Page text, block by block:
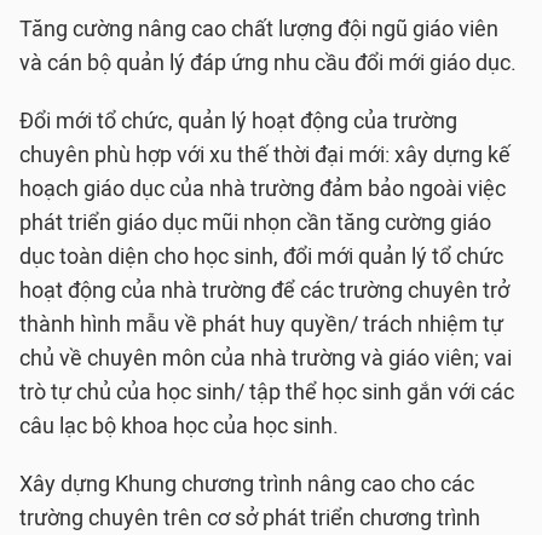
Tăng cường nâng cao chất lượng đội ngũ giáo viên
và cán bộ quản lý đáp ứng nhu cầu đổi mới giáo dục.
Đổi mới tổ chức, quản lý hoạt động của trường
chuyên phù hợp với xu thế thời đại mới: xây dựng kế
hoạch giáo dục của nhà trường đảm bảo ngoài việc
phát triển giáo dục mũi nhọn cần tăng cường giáo
dục toàn diện cho học sinh, đổi mới quản lý tổ chức
hoạt động của nhà trường để các trường chuyên trở
thành hình mẫu về phát huy quyền/ trách nhiệm tự
chủ về chuyên môn của nhà trường và giáo viên; vai
trò tự chủ của học sinh/ tập thể học sinh gắn với các
câu lạc bộ khoa học của học sinh.
Xây dựng Khung chương trình nâng cao cho các
trường chuyên trên cơ sở phát triển chương trình